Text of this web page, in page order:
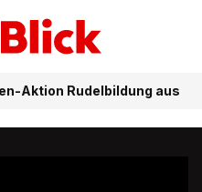
Aktion Rudelbildung aus